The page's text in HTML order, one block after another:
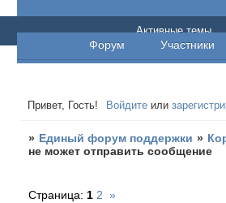
Единый форум
Форум Участники
Активные темы
Привет, Гость! Войдите или
» Единый форум поддержки »
не может отправить сообщение
Страница: 1 2 »